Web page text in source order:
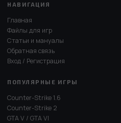
НАВИГАЦИЯ
Главная
Файлы для игр
Статьи и мануалы
Обратная связь
Вход / Регистрация
ПОПУЛЯРНЫЕ ИГРЫ
Counter-Strike 1.6
Counter-Strike 2
GTA V / GTA VI